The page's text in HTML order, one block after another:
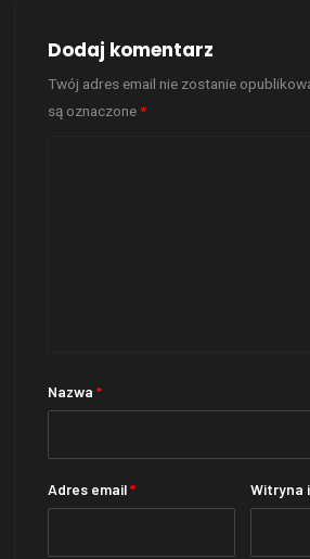
Dodaj komentarz
Twój adres email nie zostanie
są oznaczone*
Nazwa*
Adres email* Witryna